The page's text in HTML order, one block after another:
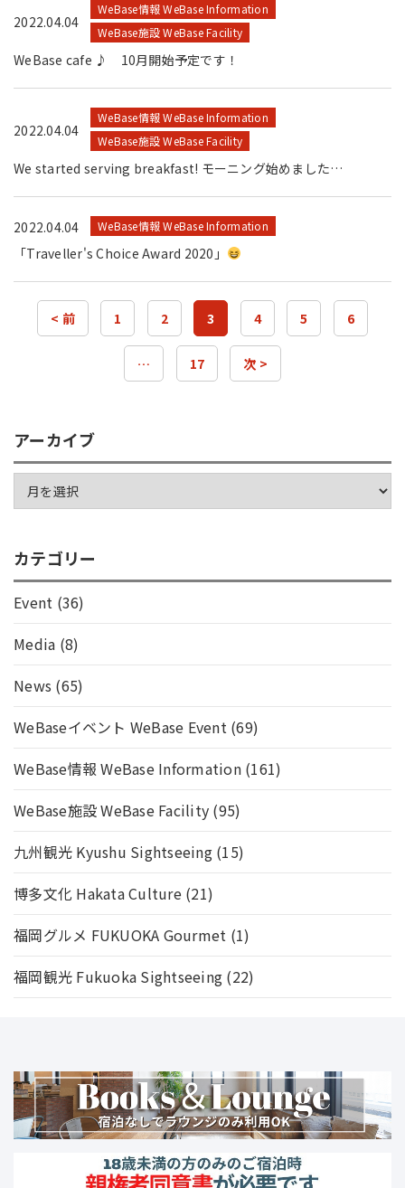
2022.04.04
WeBase情報 WeBase Information
WeBase施設 WeBase Facility
WeBase cafe ♪ 10月開始予定です！
2022.04.04
WeBase情報 WeBase Information
WeBase施設 WeBase Facility
We started serving breakfast! モーニング始めました…
2022.04.04 WeBase情報 WeBase Information
「Traveller's Choice Award 2020」
< 前 1 2 3 4 5 6
… 17 次 >
アーカイブ
カテゴリー
Event (36)
Media (8)
News (65)
WeBaseイベント WeBase Event(69)
WeBase情報 WeBase Information(161)
WeBase施設 WeBase Facility (95)
九州観光 Kyushu Sightseeing(15)
博多文化 Hakata Culture(21)
福岡グルメ FUKUOKA Gourmet (1)
福岡観光 Fukuoka Sightseeing (22)